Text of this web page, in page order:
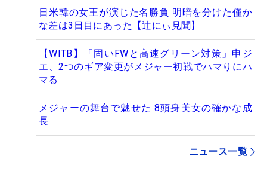
日米韓の女王が演じた名勝負 明暗を分けた僅か
な差は3日目にあった【辻にぃ見聞】
【WITB】「固いFWと高速グリーン対策」申ジ
エ、2つのギア変更がメジャー初戦でハマりにハ
マる
メジャーの舞台で魅せた 8頭身美女の確かな成
長
ニュース一覧